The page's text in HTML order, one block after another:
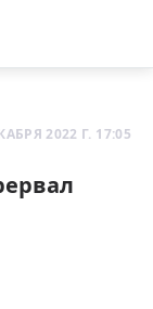
2022 Г. 17:05